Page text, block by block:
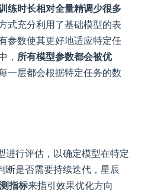
练时长相对全量精调少很多
式充分利用了基础模型的表
参数使其更好地适应特定任
， 所有模型参数都会被优
一层都会根据特定任务的数
进行评估，以确定模型在特定
断是否需要持续迭代，星辰
指标来指引效果优化方向